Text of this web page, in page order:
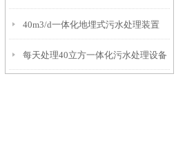
40m3/d一体化地埋式污水处理装置
每天处理40立方一体化污水处理设备